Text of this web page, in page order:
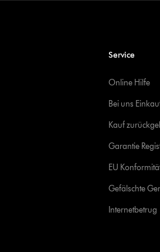
Service
Online Hilfe
Bei uns
Kauf
Garantie
EU
Gefälschte
Internetbetrug